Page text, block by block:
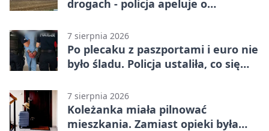
drogach - policja apeluje o
7 sierpnia 2026
Po plecaku z paszportami i euro nie
było śladu. Policja ustaliła, co się
7 sierpnia 2026
Koleżanka miała pilnować
mieszkania. Zamiast opieki była